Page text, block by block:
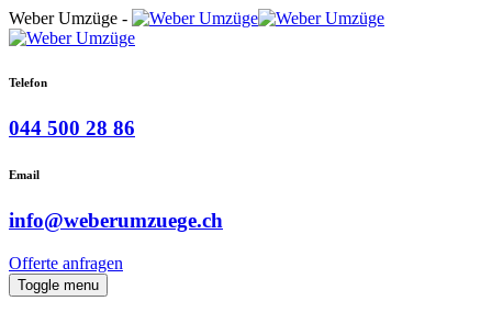
Weber Umzüge -
Telefon
044 500 28 86
Email
info@weberumzuege.ch
Offerte anfragen
Toggle menu